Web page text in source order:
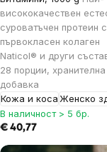
висококачествен
суроватъчен протеин с
първокласен колаген
Naticol® и други
28 порции, хранителна
добавка
Кожа и косаЖенско
В наличност > 5 бр.
€ 40,77